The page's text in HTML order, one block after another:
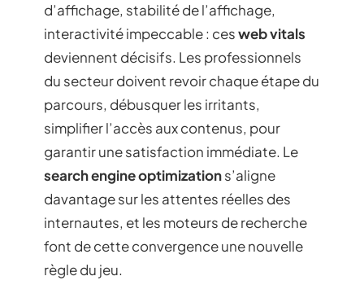
d’affichage, stabilité de l’affichage,
interactivité impeccable : cesweb vitals
deviennent décisifs. Les professionnels
du secteur doivent revoir chaque étape du
parcours, débusquer les irritants,
simplifier l’accès aux contenus, pour
garantir une satisfaction immédiate. Le
search engine optimizations’aligne
davantage sur les attentes réelles des
internautes, et les moteurs de recherche
font de cette convergence une nouvelle
règle du jeu.